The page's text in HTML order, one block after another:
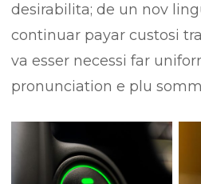
desirabilita; de un nov
continuar payar custosi
va esser necessi far
pronunciation e plu